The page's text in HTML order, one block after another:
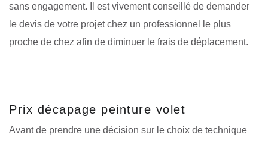
sans engagement. Il est vivement conseillé de demander
le devis de votre projet chez un professionnel le plus
proche de chez afin de diminuer le frais de déplacement.
Prix décapage peinture volet
Avant de prendre une décision sur le choix de technique